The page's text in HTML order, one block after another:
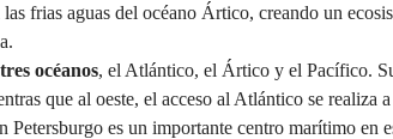
frias aguas del océano Ártico, creando un
tres océanos, el Atlántico, el Ártico y el Pacífico.
que al oeste, el acceso al Atlántico se realiza a
Petersburgo es un importante centro marítimo en